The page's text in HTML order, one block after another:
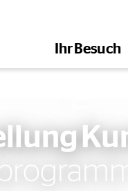
Ihr Besuch
öffnen